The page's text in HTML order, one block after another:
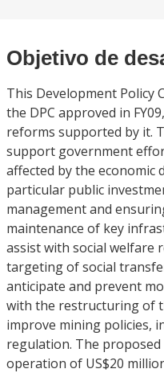
Objetivo de
This Development Policy
the DPC approved in
reforms supported by it.
support government
affected by the economic
particular public
management and
maintenance of key
assist with social welfare
targeting of social
anticipate and prevent
with the restructuring of
improve mining policies,
regulation. The proposed
operation of US$20